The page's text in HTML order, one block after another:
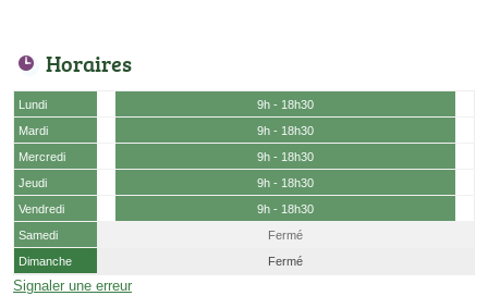
Horaires
Lundi
9h - 18h30
Mardi
9h - 18h30
Mercredi
9h - 18h30
Jeudi
9h - 18h30
Vendredi
9h - 18h30
Samedi
Fermé
Dimanche
Fermé
Signaler une erreur